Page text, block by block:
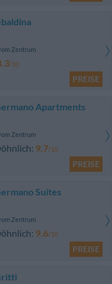
Zentrum
/10
PREISE
Apartments
Zentrum
9.7/10
PREISE
Suites
Zentrum
9.6/10
PREISE